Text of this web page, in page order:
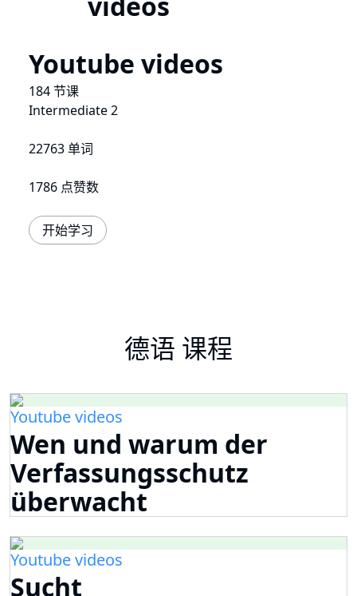
Youtube videos
184 节课
Intermediate 2
22763 单词
1786 点赞数
开始学习
德语 课程
Youtube videos
Wen und warum der
Verfassungsschutz
überwacht
Youtube videos
Sucht